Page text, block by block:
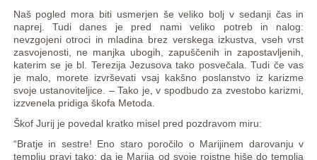
Naš pogled mora biti usmerjen še veliko bolj v sedanji čas in
naprej. Tudi danes je pred nami veliko potreb in nalog:
nevzgojeni otroci in mladina brez verskega izkustva, vseh vrst
zasvojenosti, ne manjka ubogih, zapuščenih in zapostavljenih,
katerim se je bl. Terezija Jezusova tako posvečala. Tudi če vas
je malo, morete izvrševati vsaj kakšno poslanstvo iz karizme
svoje ustanoviteljice. – Tako je, v spodbudo za zvestobo karizmi,
izzvenela pridiga škofa Metoda.
Škof Jurij je povedal kratko misel pred pozdravom miru:
“Bratje in sestre! Eno staro poročilo o Marijinem darovanju v
templju pravi tako: da je Marija od svoje rojstne hiše do templja